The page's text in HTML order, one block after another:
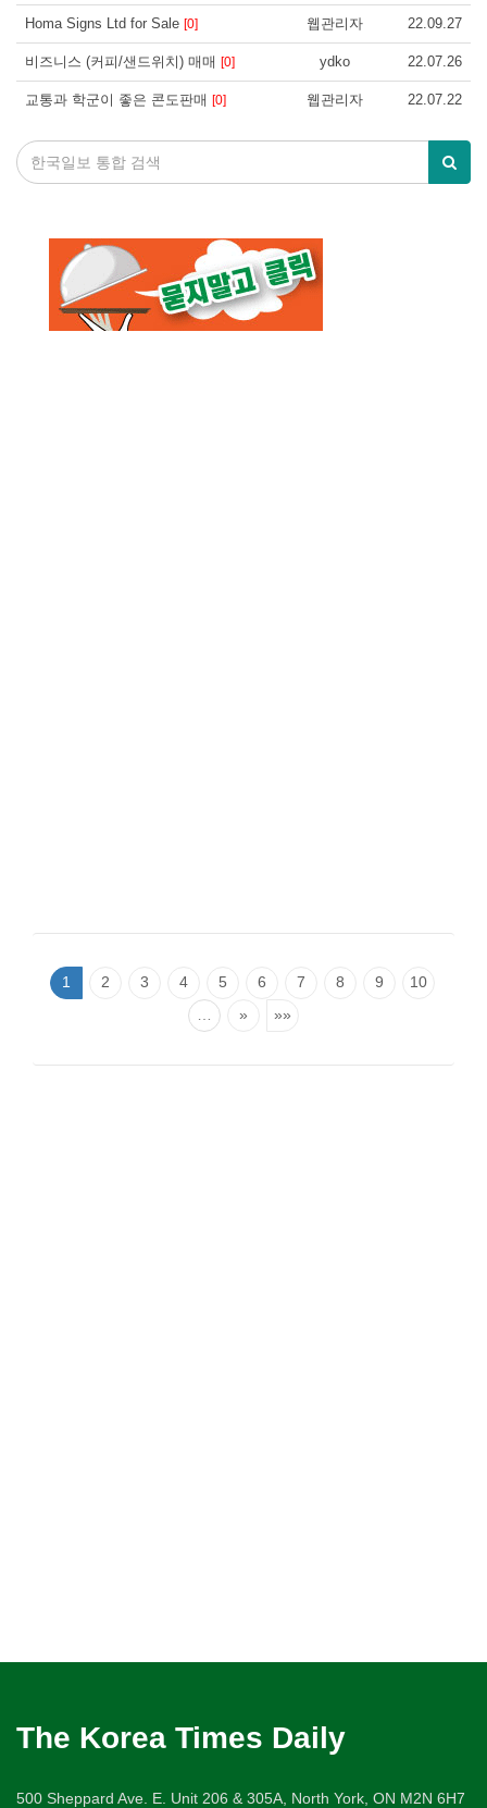
Homa Signs Ltd for Sale [0] 웹관리자 22.09.27
비즈니스 (커피/샌드위치) 매매 [0] ydko 22.07.26
교통과 학군이 좋은 콘도판매 [0] 웹관리자 22.07.22
1 2 3 4 5 6 7 8 9
10
» »»
The Korea Times Daily
500 Sheppard Ave. E. Unit 206 & 305A, North York, ON M2N 6H7